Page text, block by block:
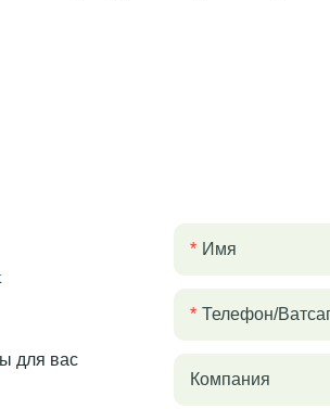
для вас
Имя
Телефон/
Компания